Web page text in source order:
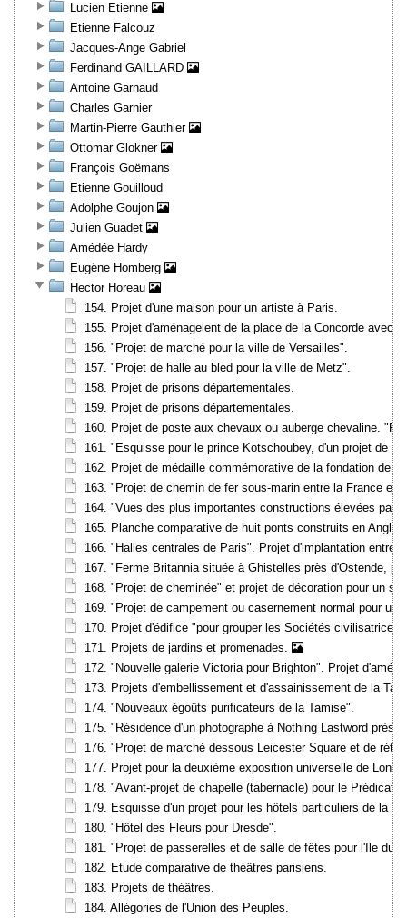
Lucien Etienne
Etienne Falcouz
Jacques-Ange Gabriel
Ferdinand GAILLARD
Antoine Garnaud
Charles Garnier
Martin-Pierre Gauthier
Ottomar Glokner
François Goëmans
Etienne Gouilloud
Adolphe Goujon
Julien Guadet
Amédée Hardy
Eugène Homberg
Hector Horeau
154. Projet d'une maison pour un artiste à Paris.
155. Projet d'aménagelent de la place de la Concorde avec
156. "Projet de marché pour la ville de Versailles".
157. "Projet de halle au bled pour la ville de Metz".
158. Projet de prisons départementales.
159. Projet de prisons départementales.
160. Projet de poste aux chevaux ou auberge chevaline.
161. "Esquisse pour le prince Kotschoubey, d'un projet de
162. Projet de médaille commémorative de la fondation de
163. "Projet de chemin de fer sous-marin entre la France et
164. "Vues des plus importantes constructions élevées par
165. Planche comparative de huit ponts construits en
166. "Halles centrales de Paris". Projet d'implantation entre
167. "Ferme Britannia située à Ghistelles près d'Ostende,
168. "Projet de cheminée" et projet de décoration pour un
169. "Projet de campement ou casernement normal pour un
170. Projet d'édifice "pour grouper les Sociétés
171. Projets de jardins et promenades.
172. "Nouvelle galerie Victoria pour Brighton". Projet
173. Projets d'embellissement et d'assainissement de la
174. "Nouveaux égoûts purificateurs de la Tamise".
175. "Résidence d'un photographe à Nothing Lastword près
176. "Projet de marché dessous Leicester Square et de
177. Projet pour la deuxième exposition universelle de
178. "Avant-projet de chapelle (tabernacle) pour le
179. Esquisse d'un projet pour les hôtels particuliers de la
180. "Hôtel des Fleurs pour Dresde".
181. "Projet de passerelles et de salle de fêtes pour l'Ile du
182. Etude comparative de théâtres parisiens.
183. Projets de théâtres.
184. Allégories de l'Union des Peuples.